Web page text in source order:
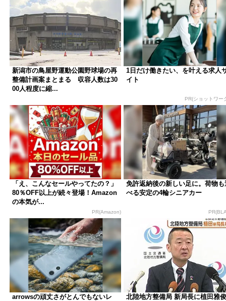
新潟市の鳥屋野運動公園野球場の再
整備計画案まとまる 収容人数は30
00人程度に縮...
1日だけ働きたい、を叶える求人
イト
PR(ショットワー
「え、こんなセールやってたの？」
80％OFF以上が続々登場！Amazon
の本気が...
PR(Amazon)
免許返納後の新しい足に。荷物も
べる安定の4輪シニアカー
arrowsの頑丈さがとんでもないレ
北陸地方整備局 新局長に植田雅俊